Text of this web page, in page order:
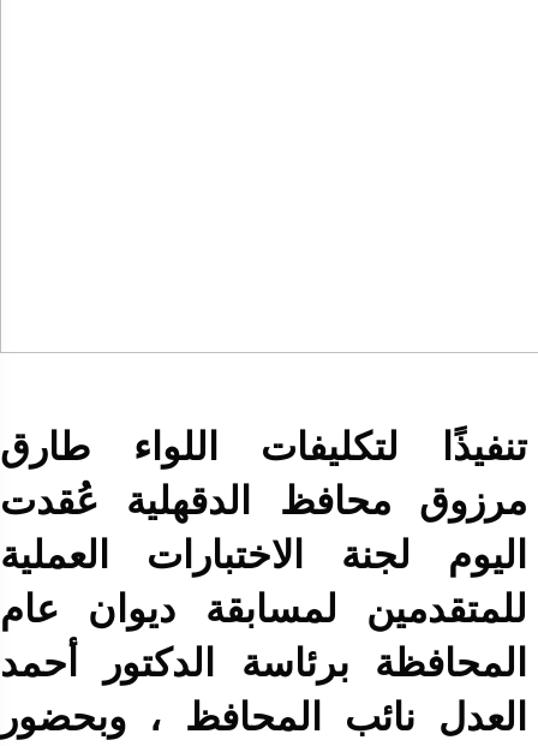
تنفيذًا لتكليفات اللواء طارق
مرزوق محافظ الدقهلية عُقدت
اليوم لجنة الاختبارات العملية
للمتقدمين لمسابقة ديوان عام
المحافظة برئاسة الدكتور أحمد
العدل نائب المحافظ ، وبحضور